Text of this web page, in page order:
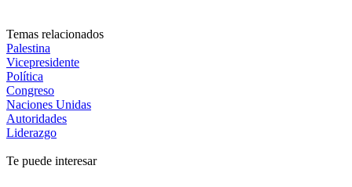
Temas relacionados
Palestina
Vicepresidente
Política
Congreso
Naciones Unidas
Autoridades
Liderazgo
Te puede interesar